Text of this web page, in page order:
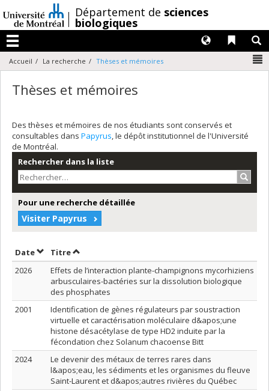
au
contenu
/Département de sciences
biologiques
Menu
Liens
Langues
Accueil La recherche Thèses et mémoires
Thèses et mémoires
Des thèses et mémoires de nos étudiants sont conservés et
consultables dans Papyrus, le dépôt institutionnel de l'Université
de Montréal.
Rechercher dans la liste
Pour une recherche détaillée
Visiter Papyrus
DateTrier par date en ordre décroissant
TitreTrier par titre en ordre décroissant
2026
Effets de l’interaction plante-champignons mycorhiziens
arbusculaires-bactéries sur la dissolution biologique
des phosphates
2001
Identification de gènes régulateurs par soustraction
virtuelle et caractérisation moléculaire d&apos;une
histone désacétylase de type HD2 induite par la
fécondation chez Solanum chacoense Bitt
2024
Le devenir des métaux de terres rares dans
l&apos;eau, les sédiments et les organismes du fleuve
Saint-Laurent et d&apos;autres rivières du Québec